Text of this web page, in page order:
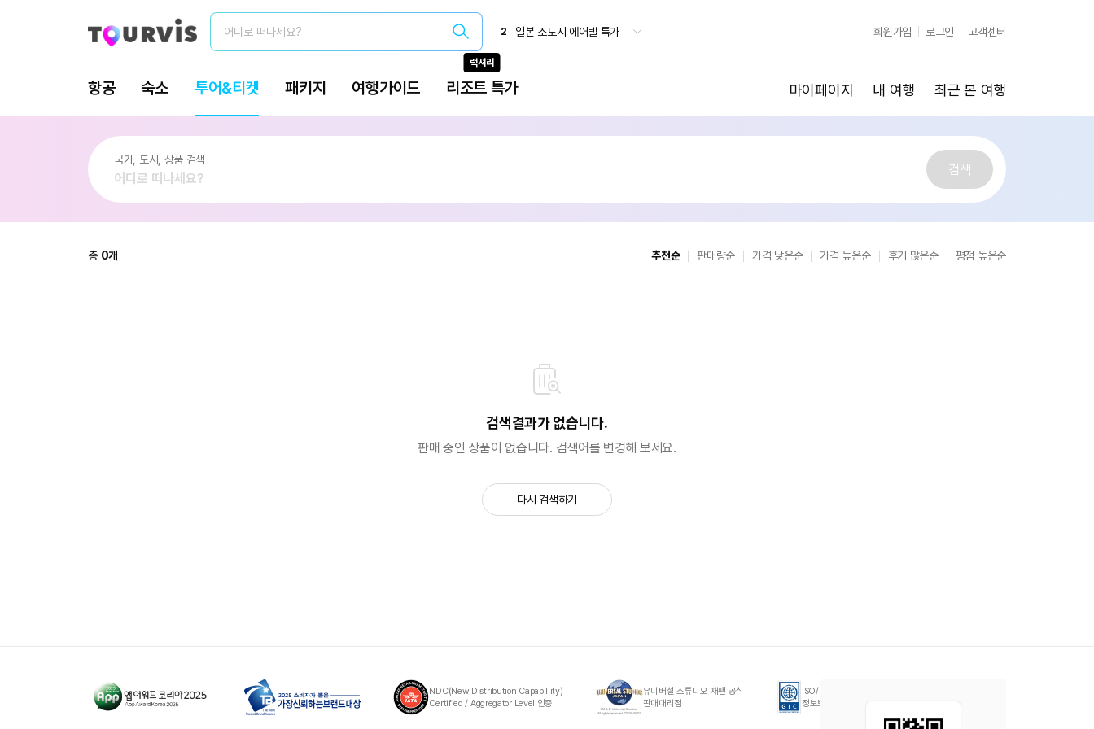
총 0개 추천순 판매량순 가격 낮은순 가격 높은순 후기 많은순 평점 높은순
검색결과가 없습니다.
판매 중인 상품이 없습니다. 검색어를 변경해 보세요.
다시 검색하기